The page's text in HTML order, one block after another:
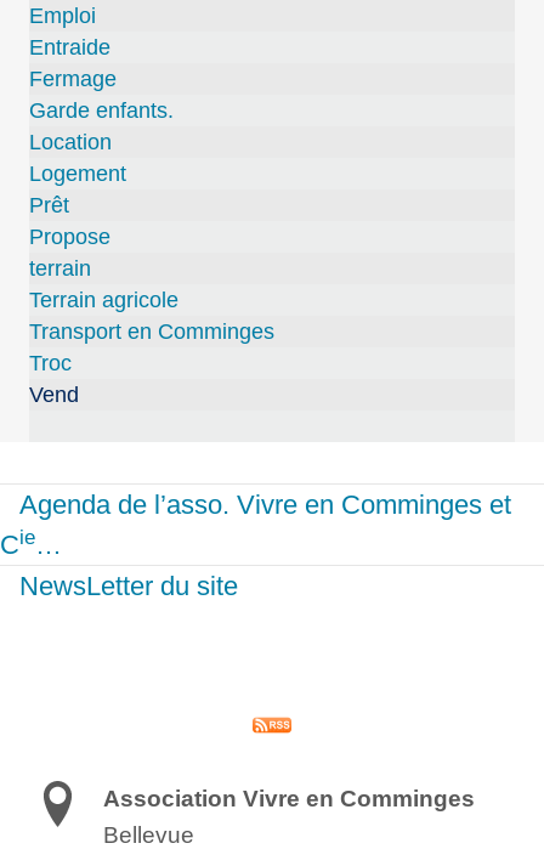
Emploi
Entraide
Fermage
Garde enfants.
Location
Logement
Prêt
Propose
terrain
Terrain agricole
Transport en Comminges
Troc
Vend
Agenda de l’asso. Vivre en Comminges et
Cie…
NewsLetter du site
Association Vivre en Comminges
Bellevue